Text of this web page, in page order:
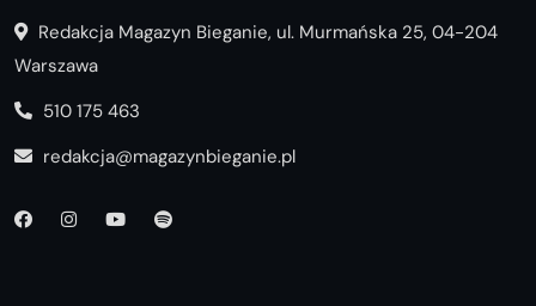
Redakcja Magazyn Bieganie, ul. Murmańska 25, 04-204
Warszawa
510 175 463
redakcja@magazynbieganie.pl